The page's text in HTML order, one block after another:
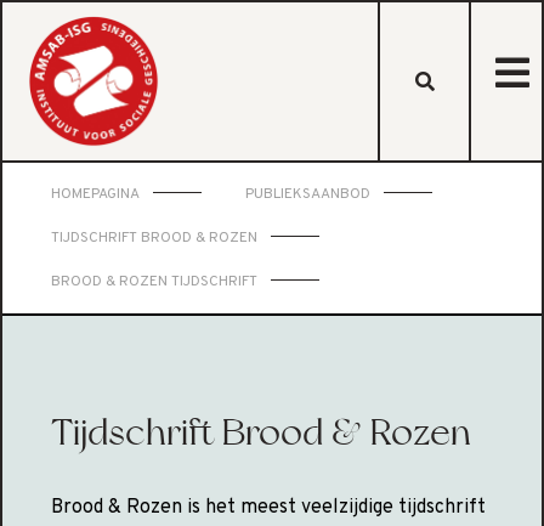
HOMEPAGINA PUBLIEKSAANBOD
TIJDSCHRIFT BROOD & ROZEN
BROOD & ROZEN TIJDSCHRIFT
Tijdschrift Brood & Rozen
Brood & Rozen is het meest veelzijdige tijdschrift